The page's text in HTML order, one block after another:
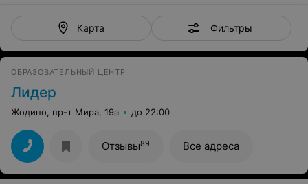
Карта Фильтры
ОБРАЗОВАТЕЛЬНЫЙ ЦЕНТР
Лидер
Жодино, пр-т Мира, 19а до 22:00
Отзывы89 Все адреса